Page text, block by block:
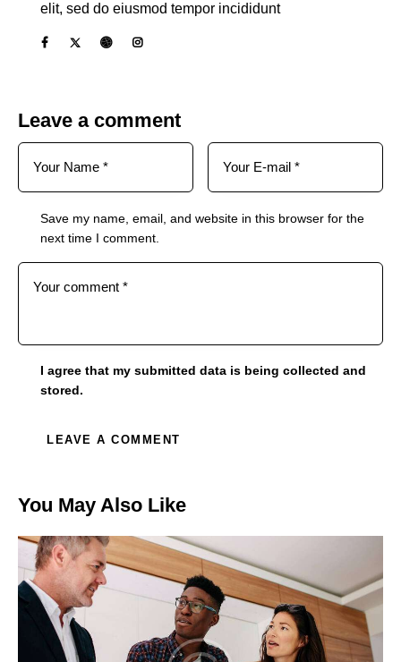
elit, sed do eiusmod tempor incididunt
Leave a comment
Save my name, email, and website in this browser for the
next time I comment.
I agree that my submitted data is being collected and
stored.
You May Also Like